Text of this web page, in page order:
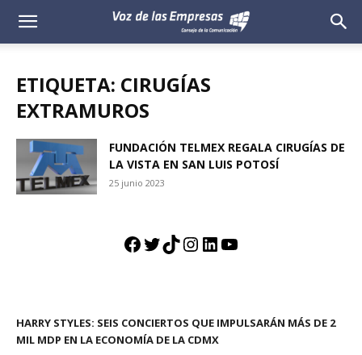
Voz
Empresas
ETIQUETA: CIRUGÍAS
EXTRAMUROS
FUNDACIÓN TELMEX REGALA CIRUGÍAS DE
LA VISTA EN SAN LUIS POTOSÍ
25 junio 2023
Facebook
Twitter
TikTok
Instagram
LinkedIn
YouTube
HARRY STYLES: SEIS CONCIERTOS QUE IMPULSARÁN MÁS DE 2
MIL MDP EN LA ECONOMÍA DE LA CDMX